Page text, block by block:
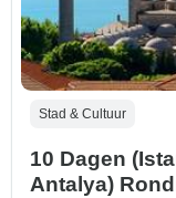
Stad & Cultuur
10 Dagen
Antalya)